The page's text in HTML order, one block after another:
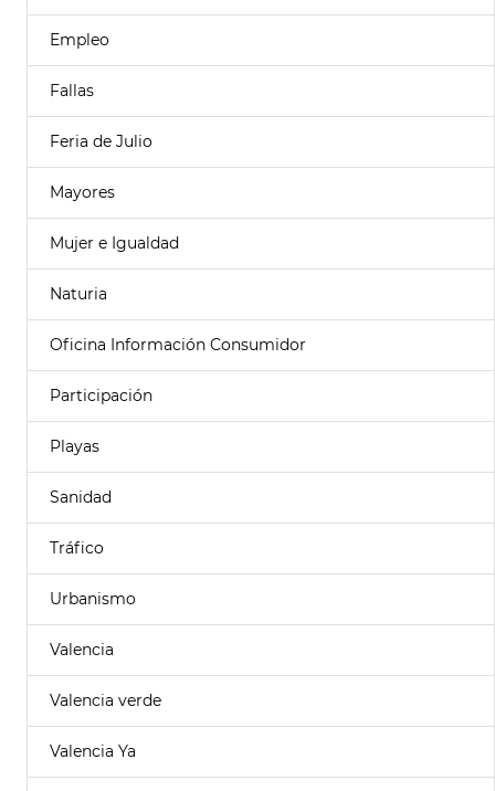
Empleo
Fallas
Feria de Julio
Mayores
Mujer e Igualdad
Naturia
Oficina Información Consumidor
Participación
Playas
Sanidad
Tráfico
Urbanismo
Valencia
Valencia verde
Valencia Ya